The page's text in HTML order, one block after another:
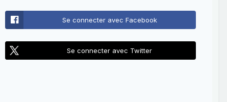
Se connecter avec Facebook
Se connecter avec Twitter